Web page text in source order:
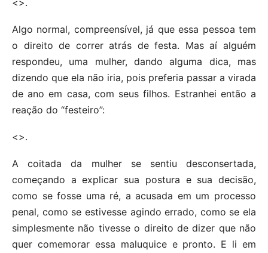
Algo normal, compreensível, já que essa pessoa tem
o direito de correr atrás de festa. Mas aí alguém
respondeu, uma mulher, dando alguma dica, mas
dizendo que ela não iria, pois preferia passar a virada
de ano em casa, com seus filhos. Estranhei então a
reação do “festeiro”:
<>.
A coitada da mulher se sentiu desconsertada,
começando a explicar sua postura e sua decisão,
como se fosse uma ré, a acusada em um processo
penal, como se estivesse agindo errado, como se ela
simplesmente não tivesse o direito de dizer que não
quer comemorar essa maluquice e pronto. E li em